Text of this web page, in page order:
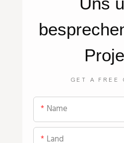
GET A FREE
Name
Land